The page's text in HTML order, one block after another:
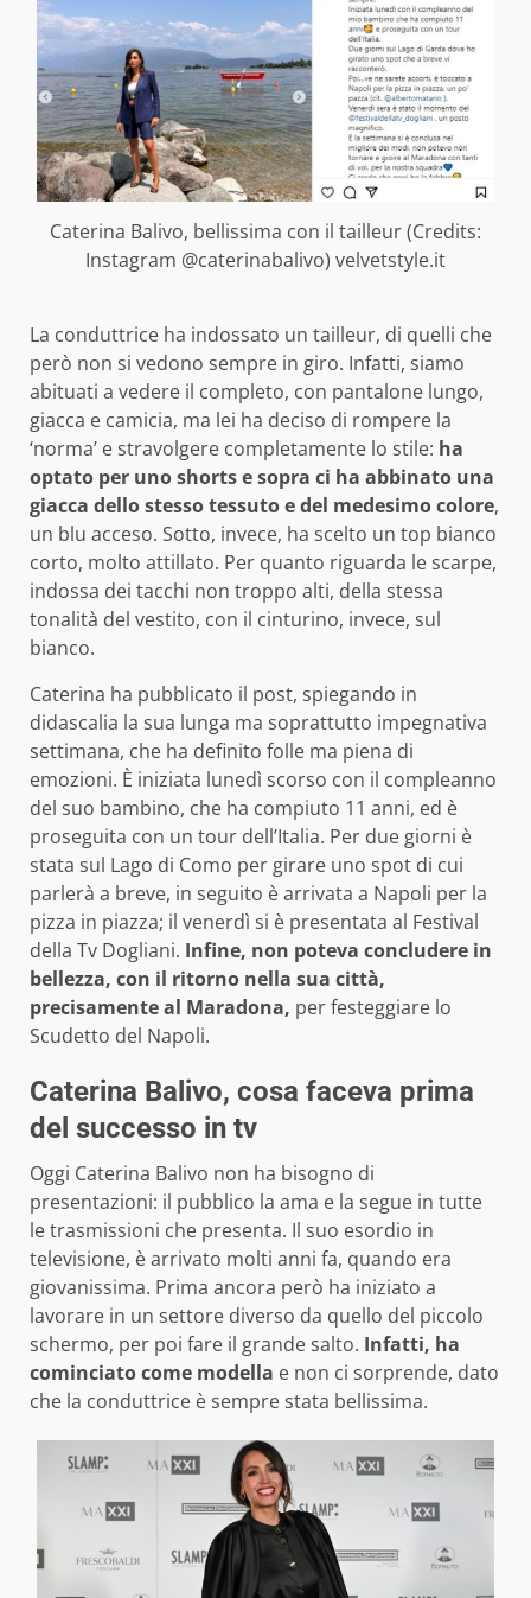
Caterina Balivo, bellissima con il tailleur (Credits:
Instagram @caterinabalivo) velvetstyle.it
La conduttrice ha indossato un tailleur, di quelli che
però non si vedono sempre in giro. Infatti, siamo
abituati a vedere il completo, con pantalone lungo,
giacca e camicia, ma lei ha deciso di rompere la
‘norma’ e stravolgere completamente lo stile: ha
optato per uno shorts e sopra ci ha abbinato una
giacca dello stesso tessuto e del medesimo colore,
un blu acceso. Sotto, invece, ha scelto un top bianco
corto, molto attillato. Per quanto riguarda le scarpe,
indossa dei tacchi non troppo alti, della stessa
tonalità del vestito, con il cinturino, invece, sul
bianco.
Caterina ha pubblicato il post, spiegando in
didascalia la sua lunga ma soprattutto impegnativa
settimana, che ha definito folle ma piena di
emozioni. È iniziata lunedì scorso con il compleanno
del suo bambino, che ha compiuto 11 anni, ed è
proseguita con un tour dell’Italia. Per due giorni è
stata sul Lago di Como per girare uno spot di cui
parlerà a breve, in seguito è arrivata a Napoli per la
pizza in piazza; il venerdì si è presentata al Festival
della Tv Dogliani. Infine, non poteva concludere in
bellezza, con il ritorno nella sua città,
precisamente al Maradona, per festeggiare lo
Scudetto del Napoli.
Caterina Balivo, cosa faceva prima
del successo in tv
Oggi Caterina Balivo non ha bisogno di
presentazioni: il pubblico la ama e la segue in tutte
le trasmissioni che presenta. Il suo esordio in
televisione, è arrivato molti anni fa, quando era
giovanissima. Prima ancora però ha iniziato a
lavorare in un settore diverso da quello del piccolo
schermo, per poi fare il grande salto. Infatti, ha
cominciato come modella e non ci sorprende, dato
che la conduttrice è sempre stata bellissima.